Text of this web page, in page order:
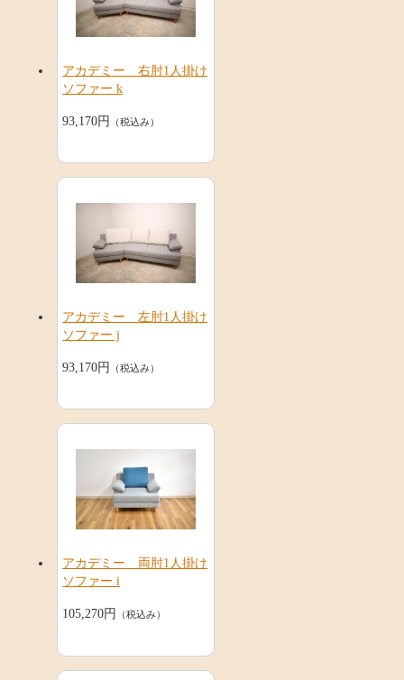
アカデミー 右肘1人掛け
ソファー k
93,170円 （税込み）
アカデミー 左肘1人掛け
ソファー j
93,170円 （税込み）
アカデミー 両肘1人掛け
ソファー i
105,270円 （税込み）